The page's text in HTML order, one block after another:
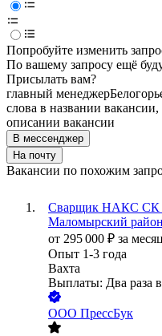
Попробуйте изменить
По вашему запросу ещё
Присылать вам?
главный менеджер
слова в названии
описании вакансии
В мессенджер
На почту
Вакансии по похожим
Сварщик НАКС СК
Маломырский
от 295 000 ₽ за
Опыт 1-3 года
Вахта
Выплаты: Два раза
ООО ПрессБук